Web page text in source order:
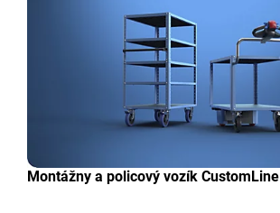
Montážny a policový vozík CustomLine